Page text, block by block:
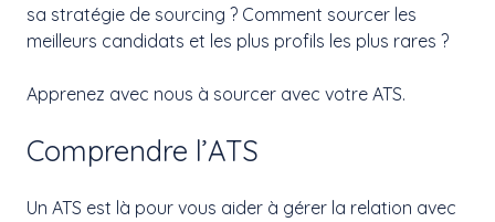
sa stratégie de sourcing ? Comment sourcer les
meilleurs candidats et les plus profils les plus rares ?
Apprenez avec nous à sourcer avec votre ATS.
Comprendre l’ATS
Un ATS est là pour vous aider à gérer la relation avec